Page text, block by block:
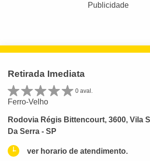
Publicidade
Retirada Imediata
0 aval.
Ferro-Velho
Rodovia Régis Bittencourt, 3600, Vila
Da Serra - SP
ver horario de atendimento.